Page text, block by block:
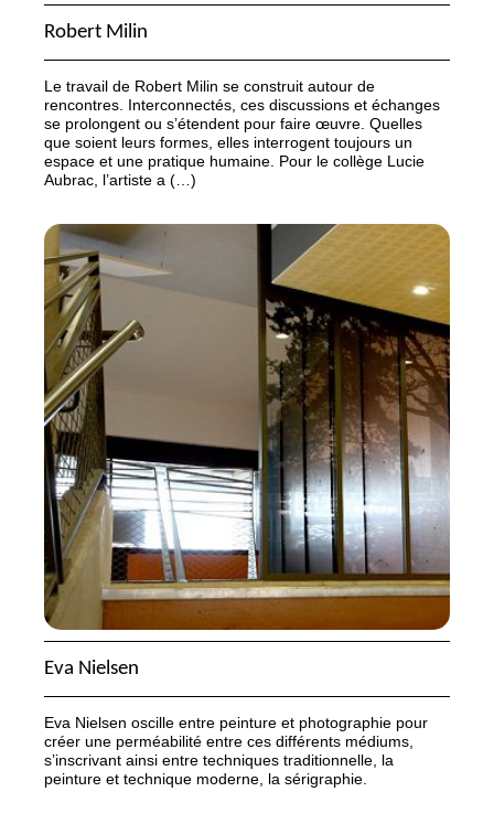
Robert Milin
Le travail de Robert Milin se construit autour de
rencontres. Interconnectés, ces discussions et échanges
se prolongent ou s’étendent pour faire œuvre. Quelles
que soient leurs formes, elles interrogent toujours un
espace et une pratique humaine. Pour le collège Lucie
Aubrac, l’artiste a (…)
Eva Nielsen
Eva Nielsen oscille entre peinture et photographie pour
créer une perméabilité entre ces différents médiums,
s’inscrivant ainsi entre techniques traditionnelle, la
peinture et technique moderne, la sérigraphie.